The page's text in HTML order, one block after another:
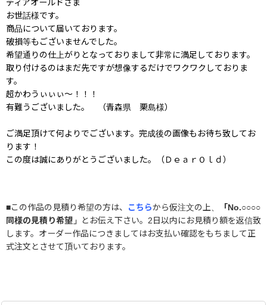
ディアオールドさま
お世話様です。
商品について届いております。
破損等もございませんでした。
希望通りの仕上がりとなっておりまして非常に満足しております。
取り付けるのはまだ先ですが想像するだけでワクワクしておりま
す。
超かわうぃぃぃ〜！！！
有難うございました。 （青森県 栗島様）
ご満足頂けて何よりでございます。完成後の画像もお待ち致してお
ります！
この度は誠にありがとうございました。（ＤｅａｒＯｌｄ）
■この作品の見積り希望の方は、 こちらから仮注文の上、
「No.○○○○
同様の見積り希望」 とお伝え下さい。2日以内にお見積り額を返信致
します。オーダー作品につきましてはお支払い確認をもちまして正
式注文とさせて頂いております。